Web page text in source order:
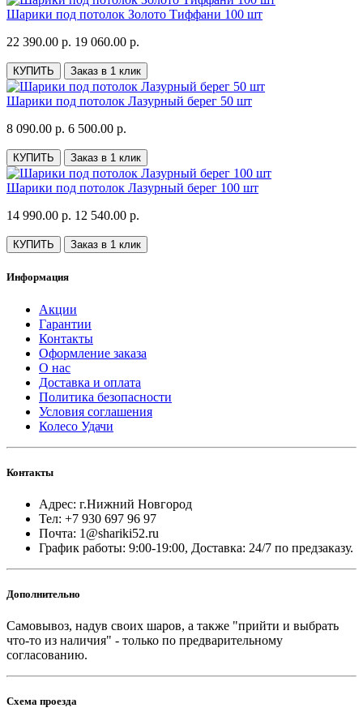
Шарики под потолок Золото Тиффани 100 шт
22 390.00 р. 19 060.00 р.
КУПИТЬ Заказ в 1 клик
Шарики под потолок Лазурный берег 50 шт
8 090.00 р. 6 500.00 р.
КУПИТЬ Заказ в 1 клик
Шарики под потолок Лазурный берег 100 шт
14 990.00 р. 12 540.00 р.
КУПИТЬ Заказ в 1 клик
Информация
Акции
Гарантии
Контакты
Оформление заказа
О нас
Доставка и оплата
Политика безопасности
Условия соглашения
Колесо Удачи
Контакты
Адрес: г.Нижний Новгород
Тел: +7 930 697 96 97
Почта: 1@shariki52.ru
График работы: 9:00-19:00, Доставка: 24/7 по предзаказу.
Дополнительно
Самовывоз, надув своих шаров, а также "прийти и выбрать
что-то из наличия" - только по предварительному
согласованию.
Схема проезда